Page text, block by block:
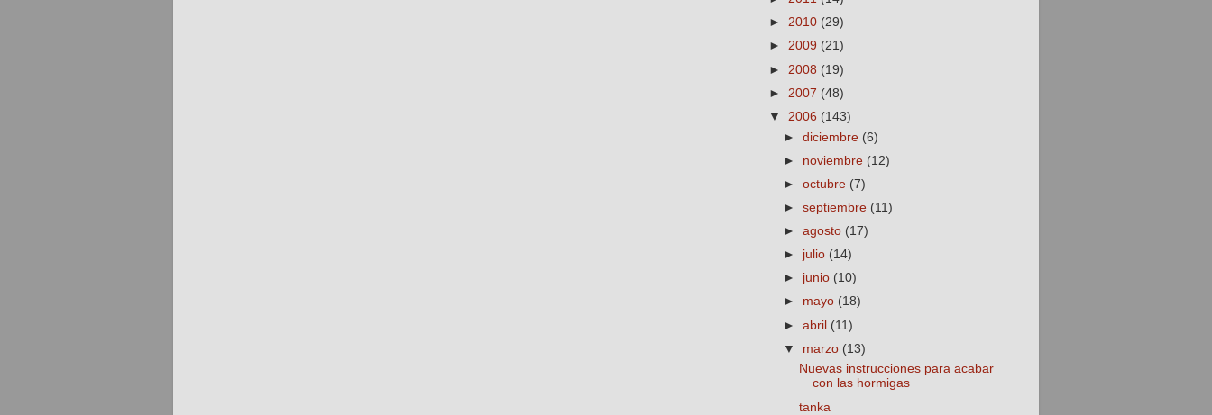
► 2010 (29)
► 2009 (21)
► 2008 (19)
► 2007 (48)
▼ 2006 (143)
►diciembre (6)
► noviembre (12)
►octubre (7)
►septiembre (11)
►agosto (17)
► julio (14)
► junio (10)
► mayo (18)
►abril (11)
▼ marzo (13)
Nuevas instrucciones para acabar
con las hormigas
tanka